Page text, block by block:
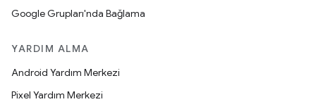
Google Grupları'nda Bağlama
YARDIM ALMA
Android Yardım Merkezi
Pixel Yardım Merkezi